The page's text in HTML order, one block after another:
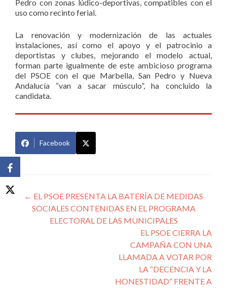
Pedro con zonas lúdico-deportivas, compatibles con el
uso como recinto ferial.
La renovación y modernización de las actuales
instalaciones, así como el apoyo y el patrocinio a
deportistas y clubes, mejorando el modelo actual,
forman parte igualmente de este ambicioso programa
del PSOE con el que Marbella, San Pedro y Nueva
Andalucía “van a sacar músculo”, ha concluido la
candidata.
Facebook
Navegación
de
← EL PSOE PRESENTA LA BATERÍA DE MEDIDAS
SOCIALES CONTENIDAS EN EL PROGRAMA
ELECTORAL DE LAS MUNICIPALES
EL PSOE CIERRA LA
CAMPAÑA CON UNA
LLAMADA A VOTAR POR
LA “DECENCIA Y LA
HONESTIDAD” FRENTE A